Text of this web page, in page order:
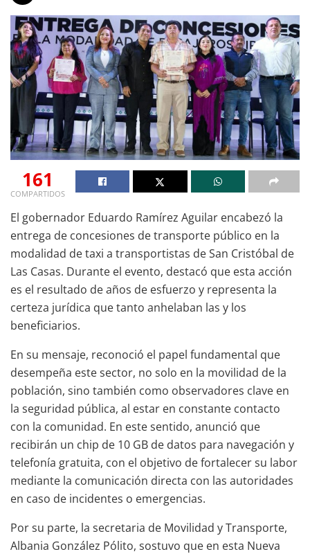
161
COMPARTIDOS
El gobernador Eduardo Ramírez Aguilar encabezó la
entrega de concesiones de transporte público en la
modalidad de taxi a transportistas de San Cristóbal de
Las Casas. Durante el evento, destacó que esta acción
es el resultado de años de esfuerzo y representa la
certeza jurídica que tanto anhelaban las y los
beneficiarios.
En su mensaje, reconoció el papel fundamental que
desempeña este sector, no solo en la movilidad de la
población, sino también como observadores clave en
la seguridad pública, al estar en constante contacto
con la comunidad. En este sentido, anunció que
recibirán un chip de 10 GB de datos para navegación y
telefonía gratuita, con el objetivo de fortalecer su labor
mediante la comunicación directa con las autoridades
en caso de incidentes o emergencias.
Por su parte, la secretaria de Movilidad y Transporte,
Albania González Pólito, sostuvo que en esta Nueva